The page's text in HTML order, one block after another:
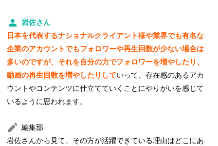
岩佐さん
日本を代表するナショナルクライアント様や業界でも有名な
企業のアカウントでもフォロワーや再生回数が少ない場合は
多いのですが、それを自分の力でフォロワーを増やしたり、
動画の再生回数を増やしたりしていって、存在感のあるアカ
ウントやコンテンツに仕立てていくことにやりがいを感じて
いるように思われます。
編集部
岩佐さんから見て、その方が活躍できている理由はどこにあ